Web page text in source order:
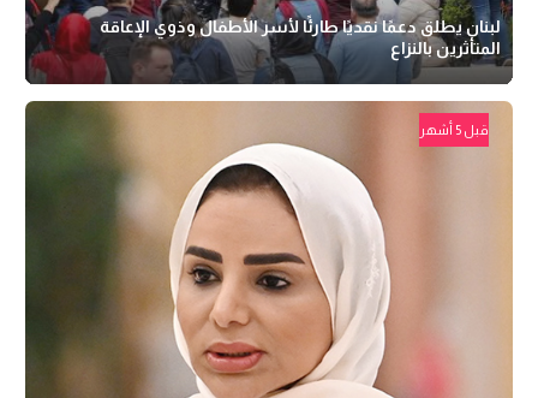
لبنان يطلق دعمًا نقديًا طارئًا لأسر الأطفال وذوي الإعاقة
المتأثرين بالنزاع
قبل 5 أشهر